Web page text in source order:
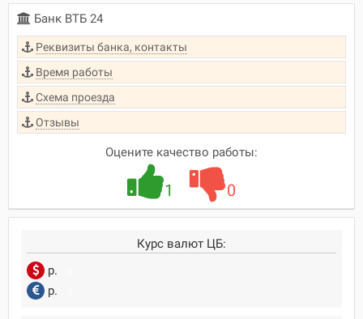
Банк ВТБ 24
Реквизиты банка, контакты
Время работы
Схема проезда
Отзывы
Оцените качество работы:
1 0
Курс валют ЦБ:
р.
р.